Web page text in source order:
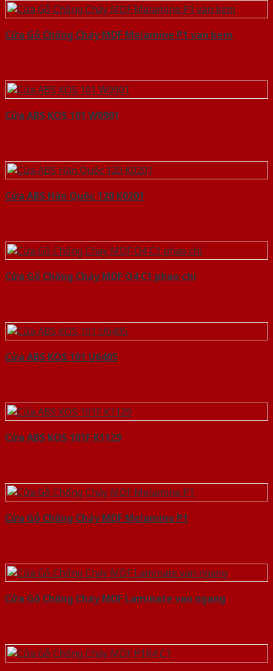
Cửa Gỗ Chống Cháy MDF Melamine P1 van kem
Cửa ABS KOS 101 W0901
Cửa ABS Hàn Quốc 120 K0201
Cửa Gỗ Chống Cháy MDF O4 C1 phao chi
Cửa ABS KOS 101 U6405
Cửa ABS KOS 101F K1129
Cửa Gỗ Chống Cháy MDF Melamine P1
Cửa Gỗ Chống Cháy MDF Laminate van ngang